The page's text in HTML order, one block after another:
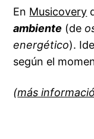
En Musicovery
ambiente (de
energético).
según el
(más